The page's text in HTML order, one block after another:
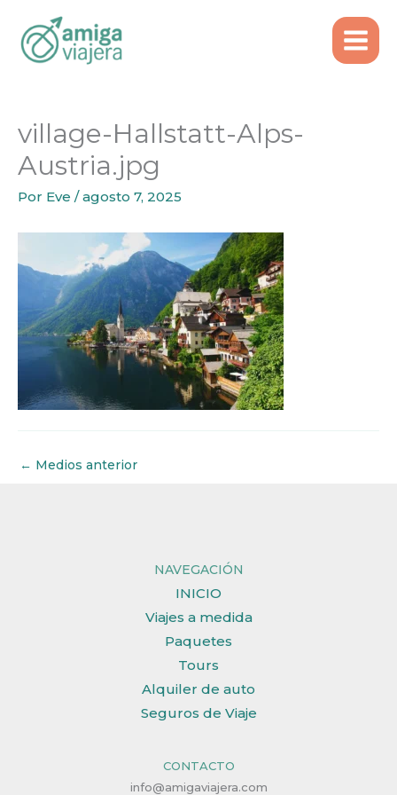
contenido
village-Hallstatt-Alps-Austria.jpg
village-Hallstatt-Alps-
Austria.jpg
Por Eve /agosto 7, 2025
← Medios anterior
NAVEGACIÓN
INICIO
Viajes a medida
Paquetes
Tours
Alquiler de auto
Seguros de Viaje
CONTACTO
info@amigaviajera.com